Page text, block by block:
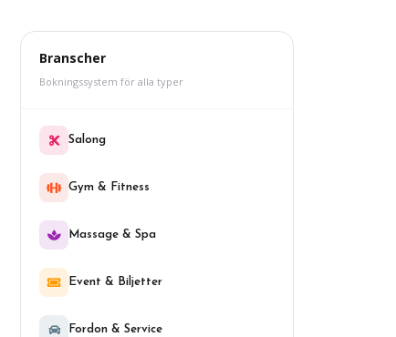
Branscher
Bokningssystem för alla typer
Salong
Gym & Fitness
Massage & Spa
Event & Biljetter
Fordon & Service